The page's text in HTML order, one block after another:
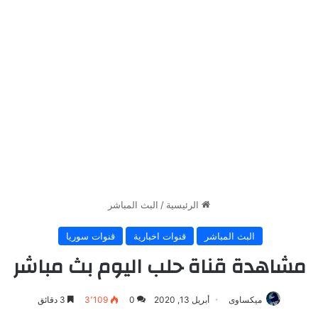
الرئيسية / البث المباشر
البث المباشر قنوات اخبارية قنوات سوريا
مشاهدة قناة حلب اليوم بث مباشر
ميكساوى أبريل 13, 2020 0 3٬109